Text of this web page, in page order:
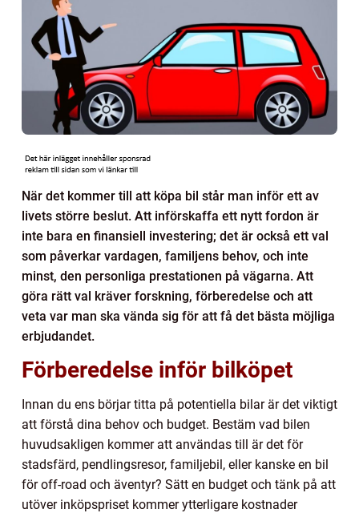
När det kommer till att köpa bil står man inför ett av
livets större beslut. Att införskaffa ett nytt fordon är
inte bara en finansiell investering; det är också ett val
som påverkar vardagen, familjens behov, och inte
minst, den personliga prestationen på vägarna. Att
göra rätt val kräver forskning, förberedelse och att
veta var man ska vända sig för att få det bästa möjliga
erbjudandet.
Förberedelse inför bilköpet
Innan du ens börjar titta på potentiella bilar är det viktigt
att förstå dina behov och budget. Bestäm vad bilen
huvudsakligen kommer att användas till är det för
stadsfärd, pendlingsresor, familjebil, eller kanske en bil
för off-road och äventyr? Sätt en budget och tänk på att
utöver inköpspriset kommer ytterligare kostnader